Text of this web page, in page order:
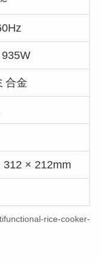
合金
312 × 212mm
rice-cooker-